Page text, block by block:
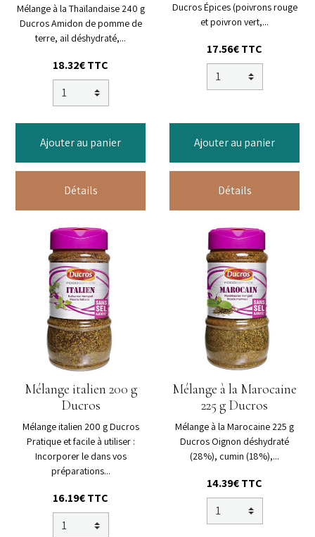
Mélange à la Thaïlandaise 240 g
Ducros Amidon de pomme de
terre, ail déshydraté,...
18.32€ TTC
Ajouter au panier
Détails
Ducros Épices (poivrons rouge
et poivron vert,...
17.56€ TTC
Ajouter au panier
Détails
Mélange italien 200 g
Ducros
Mélange italien 200 g Ducros
Pratique et facile à utiliser :
Incorporer le dans vos
préparations...
16.19€ TTC
Mélange à la Marocaine
225 g Ducros
Mélange à la Marocaine 225 g
Ducros Oignon déshydraté
(28%), cumin (18%),...
14.39€ TTC